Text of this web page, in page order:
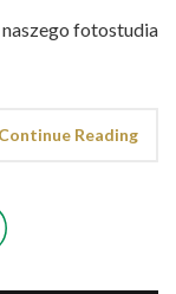
fotostudia
Continue Reading